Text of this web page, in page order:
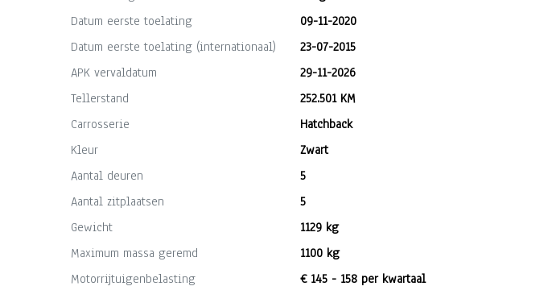
Datum eerste toelating
09-11-2020
Datum eerste toelating (internationaal)
23-07-2015
APK vervaldatum
29-11-2026
Tellerstand
252.501 KM
Carrosserie
Hatchback
Kleur
Zwart
Aantal deuren
5
Aantal zitplaatsen
5
Gewicht
1129 kg
Maximum massa geremd
1100 kg
Motorrijtuigenbelasting
€ 145 - 158 per kwartaal